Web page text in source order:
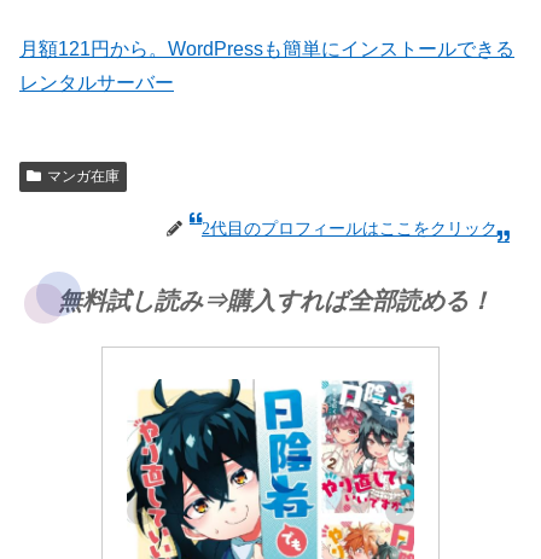
月額121円から。WordPressも簡単にインストールできる
レンタルサーバー
マンガ在庫
2代目のプロフィールはここをクリック
無料試し読み⇒購入すれば全部読める！